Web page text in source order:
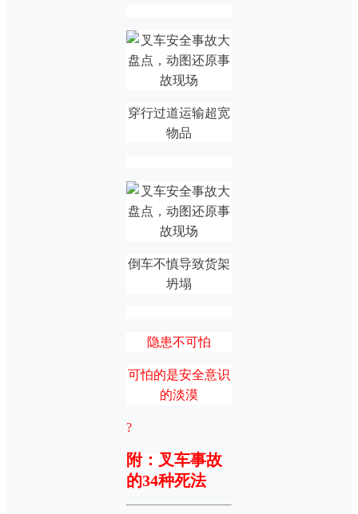
穿行过道运输超宽
物品
倒车不慎导致货架
坍塌
隐患不可怕
可怕的是安全意识
的淡漠
?
附：叉车事故
的34种死法